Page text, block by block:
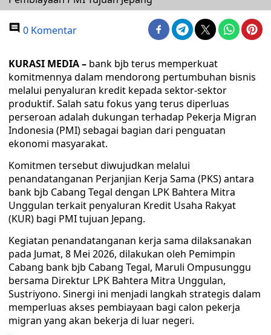
0 Komentar
KURASI MEDIA – bank bjb terus memperkuat
komitmennya dalam mendorong pertumbuhan bisnis
melalui penyaluran kredit kepada sektor-sektor
produktif. Salah satu fokus yang terus diperluas
perseroan adalah dukungan terhadap Pekerja Migran
Indonesia (PMI) sebagai bagian dari penguatan
ekonomi masyarakat.
Komitmen tersebut diwujudkan melalui
penandatanganan Perjanjian Kerja Sama (PKS) antara
bank bjb Cabang Tegal dengan LPK Bahtera Mitra
Unggulan terkait penyaluran Kredit Usaha Rakyat
(KUR) bagi PMI tujuan Jepang.
Kegiatan penandatanganan kerja sama dilaksanakan
pada Jumat, 8 Mei 2026, dilakukan oleh Pemimpin
Cabang bank bjb Cabang Tegal, Maruli Ompusunggu
bersama Direktur LPK Bahtera Mitra Unggulan,
Sustriyono. Sinergi ini menjadi langkah strategis dalam
memperluas akses pembiayaan bagi calon pekerja
migran yang akan bekerja di luar negeri.